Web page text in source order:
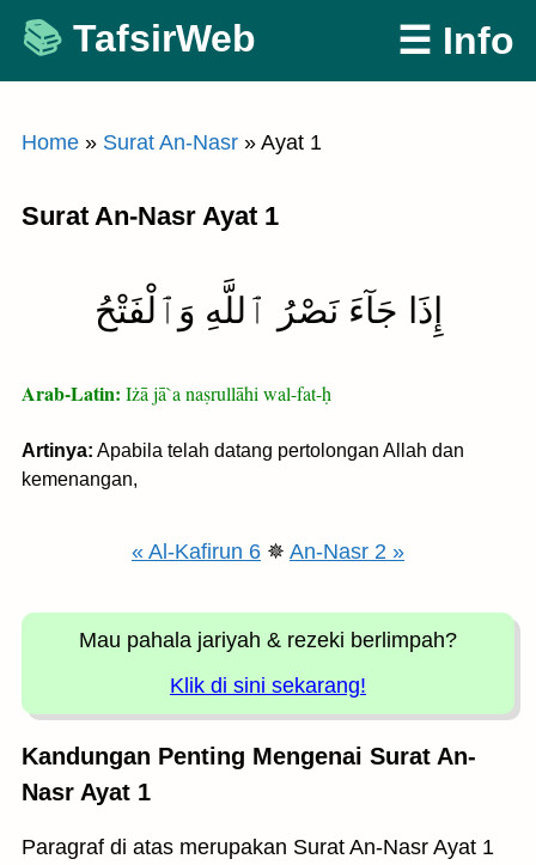
Skip
content
TafsirWeb ☰ Info
Home » Surat An-Nasr » Ayat 1
Surat An-Nasr Ayat 1
إِذَا جَآءَ نَصْرُ ٱللَّهِ وَٱلْفَتْحُ
Arab-Latin: Iżā jā`a naṣrullāhi wal-fat-ḥ
Artinya: Apabila telah datang pertolongan Allah dan
kemenangan,
« Al-Kafirun 6 ✵ An-Nasr 2 »
Mau pahala jariyah & rezeki berlimpah?
Klik di sini sekarang!
Kandungan Penting Mengenai Surat An-
Nasr Ayat 1
Paragraf di atas merupakan Surat An-Nasr Ayat 1